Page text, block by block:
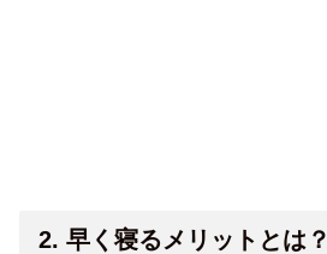
2. 早く寝るメリットとは？